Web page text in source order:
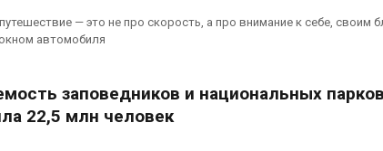
— это не про скорость, а про внимание к себе, своим
автомобиля
заповедников и национальных
22,5 млн человек
на складе
меняет ареалы бабочек
по всему миру